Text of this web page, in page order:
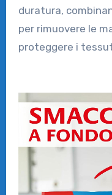
duratura,
per rimuovere le
proteggere i